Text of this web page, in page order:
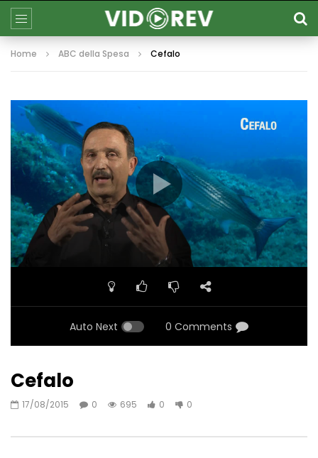
Home ABC della Spesa Cefalo
Auto Next 0 Comments
Cefalo
17/08/2015 0 695 0 0